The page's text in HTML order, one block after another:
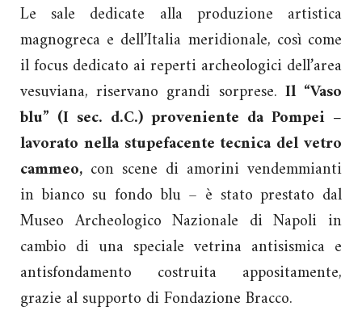
Le sale dedicate alla produzione artistica
magnogreca e dell’Italia meridionale, così come
il focus dedicato ai reperti archeologici dell’area
vesuviana, riservano grandi sorprese. Il “Vaso
blu” (I sec. d.C.) proveniente da Pompei –
lavorato nella stupefacente tecnica del vetro
cammeo, con scene di amorini vendemmianti
in bianco su fondo blu – è stato prestato dal
Museo Archeologico Nazionale di Napoli in
cambio di una speciale vetrina antisismica e
antisfondamento costruita appositamente,
grazie al supporto di Fondazione Bracco.